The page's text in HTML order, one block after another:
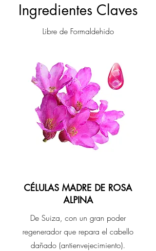
Ingredientes Claves
Libre de Formaldehido
CÉLULAS MADRE DE ROSA
ALPINA
De Suiza, con un gran poder
regenerador que repara el cabello
dañado (antienvejecimiento).​